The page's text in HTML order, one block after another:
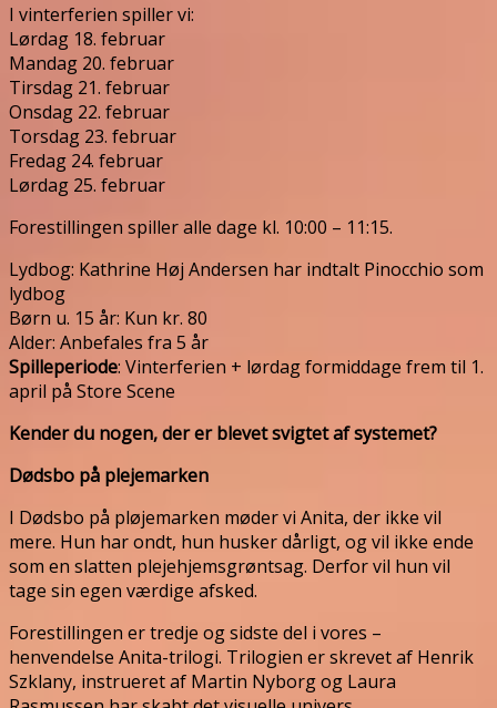
I vinterferien spiller vi:
Lørdag 18. februar
Mandag 20. februar
Tirsdag 21. februar
Onsdag 22. februar
Torsdag 23. februar
Fredag 24. februar
Lørdag 25. februar
Forestillingen spiller alle dage kl. 10:00 – 11:15.
Lydbog: Kathrine Høj Andersen har indtalt Pinocchio som
lydbog
Børn u. 15 år: Kun kr. 80
Alder: Anbefales fra 5 år
Spilleperiode: Vinterferien + lørdag formiddage frem til 1.
april på Store Scene
Kender du nogen, der er blevet svigtet af systemet?
Dødsbo på plejemarken
I Dødsbo på pløjemarken møder vi Anita, der ikke vil
mere. Hun har ondt, hun husker dårligt, og vil ikke ende
som en slatten plejehjemsgrøntsag. Derfor vil hun vil
tage sin egen værdige afsked.
Forestillingen er tredje og sidste del i vores –
henvendelse Anita-trilogi. Trilogien er skrevet af Henrik
Szklany, instrueret af Martin Nyborg og Laura